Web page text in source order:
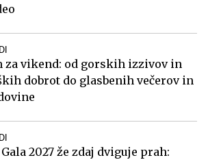
za vikend: od gorskih izzivov in
dobrot do glasbenih večerov in
2027 že zdaj dviguje prah: